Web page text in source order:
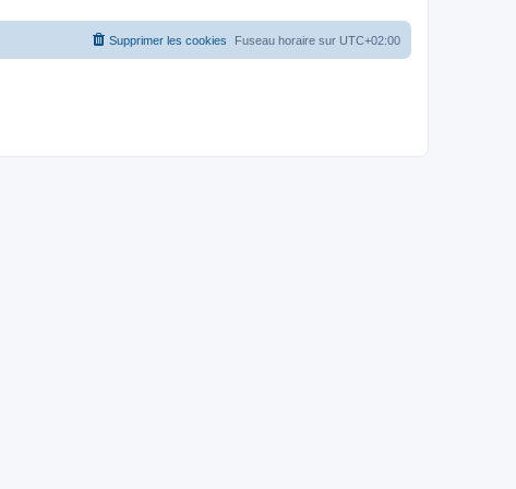
Fuseau horaire sur UTC+02:00
Supprimer les cookies